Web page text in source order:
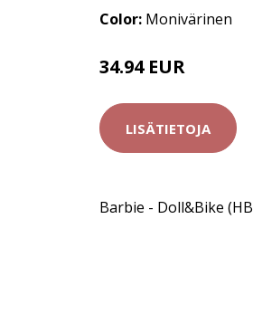
Color: Monivärinen
34.94 EUR
LISÄTIETOJA
Barbie - Doll&Bike